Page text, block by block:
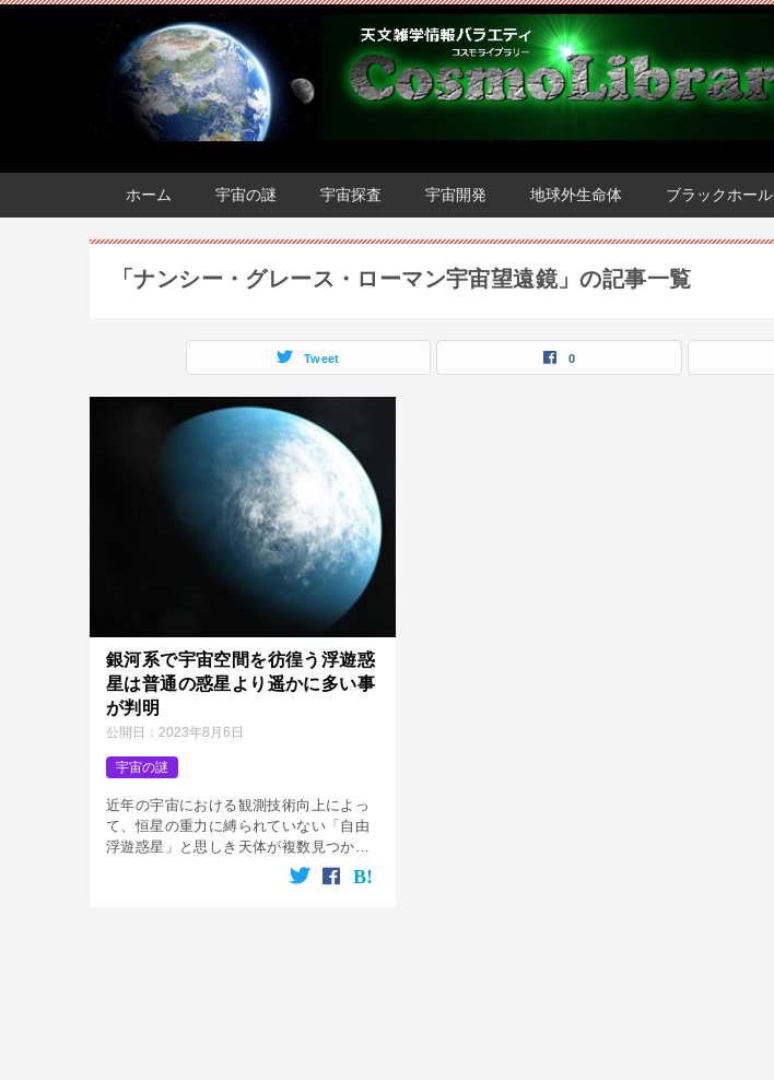
ホーム 宇宙の謎 宇宙探査 宇宙開発 地球外生命体 ブラックホール
「ナンシー・グレース・ローマン宇宙望遠鏡」の記事一覧
Tweet 0
銀河系で宇宙空間を彷徨う浮遊惑
星は普通の惑星より遥かに多い事
が判明
公開日： 2023年8月6日
宇宙の謎
近年の宇宙における観測技術向上によっ
て、恒星の重力に縛られていない「自由
浮遊惑星」と思しき天体が複数見つかっ
ています。 自由浮遊惑星は、恒星のよう
に自ら光を放たないため発見する事は極